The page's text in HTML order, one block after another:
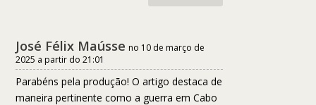
José Félix Maússe no 10 de março de
2025 a partir do 21:01
Parabéns pela produção! O artigo destaca de
maneira pertinente como a guerra em Cabo